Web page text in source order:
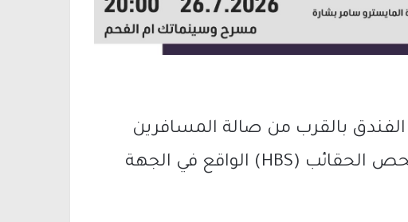
بالقرب من صالة المسافرين
الرئيسية “ترمينال 3″، فوق مبنى فحص الحقائب (HBS) الواقع في الجهة